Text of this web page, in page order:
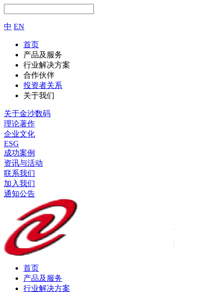
中 EN
首页
产品及服务
行业解决方案
合作伙伴
投资者关系
关于我们
关于金沙数码
理论著作
企业文化
ESG
成功案例
资讯与活动
联系我们
加入我们
通知公告
首页
产品及服务
行业解决方案